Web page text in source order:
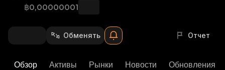
฿0,00000001
Обменять Отчет
Обзор Активы Рынки Новости Обновления